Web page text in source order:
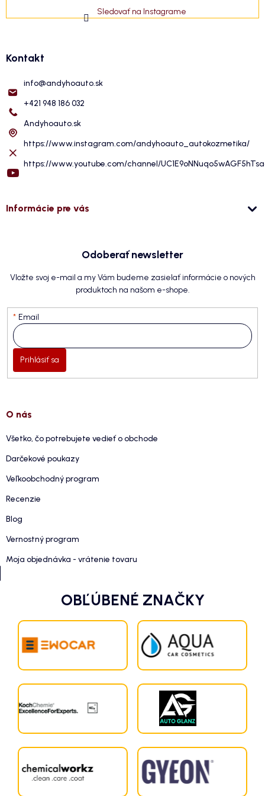
Sledovať na Instagrame
Kontakt
info@andyhoauto.sk
+421 948 186 032
Andyhoauto.sk
https://www.instagram.com/andyhoauto_autokozmetika/
https://www.youtube.com/channel/
Informácie pre vás
Odoberať newsletter
Vložte svoj e-mail a my Vám budeme zasielať informácie o nových
produktoch na našom e-shope.
Email
Prihlásiť sa
O nás
Všetko, čo potrebujete vedieť o obchode
Darčekové poukazy
Veľkoobchodný program
Recenzie
Blog
Vernostný program
Moja objednávka - vrátenie tovaru
OBĽÚBENÉ ZNAČKY